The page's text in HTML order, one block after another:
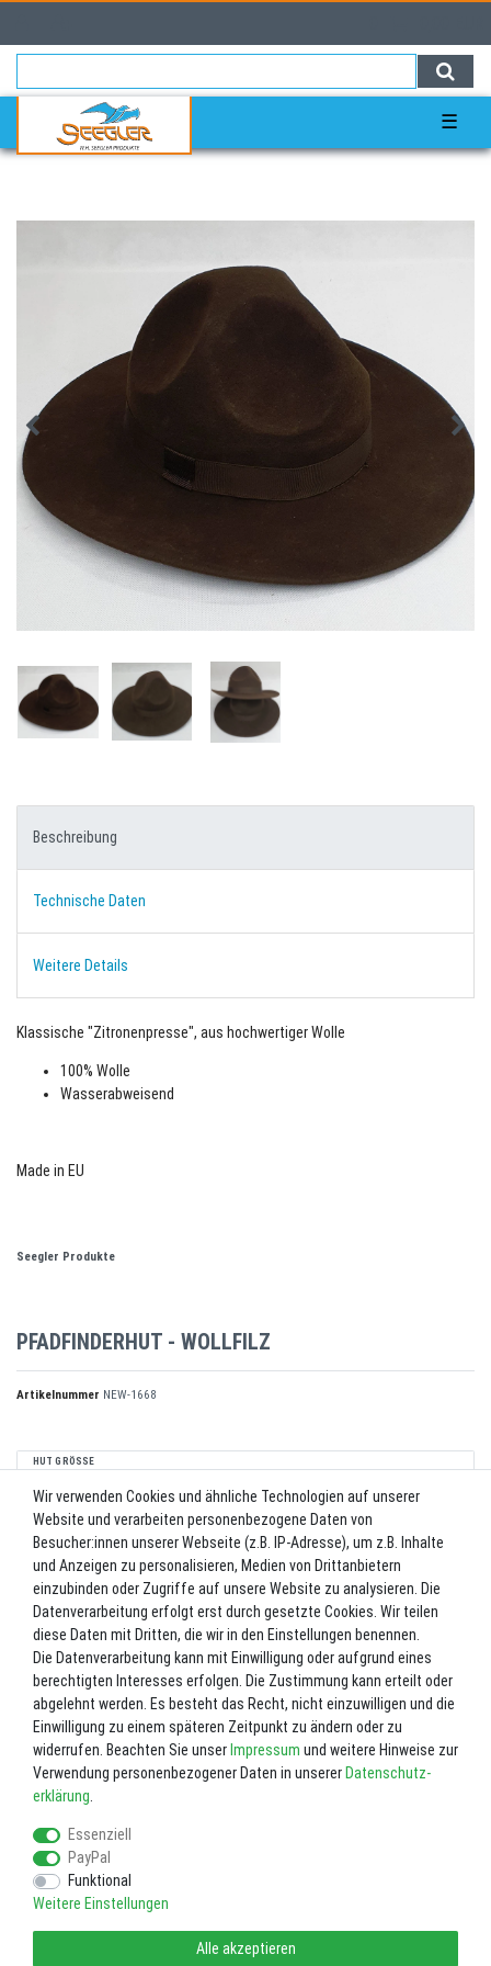
☰
Beschreibung
Technische Daten
Weitere Details
Klassische "Zitronenpresse", aus hochwertiger Wolle
100% Wolle
Wasserabweisend
Made in EU
Seegler Produkte
PFADFINDERHUT - WOLLFILZ
Artikelnummer NEW-1668
HUT GRÖSSE
49,50 EUR*
Nicht lagernd. Bitte fragen Sie uns vor einer Bestellung. 02602-8727
In den Warenkorb
Wunschliste
* inkl. ges. MwSt. zzgl. Versandkosten
Impressum
Wir verwenden Cookies und ähnliche Technologien auf unserer
Website und verarbeiten personenbezogene Daten von
Besucher:innen unserer Webseite (z.B. IP-Adresse), um z.B. Inhalte
und Anzeigen zu personalisieren, Medien von Drittanbietern
einzubinden oder Zugriffe auf unsere Website zu analysieren. Die
Datenverarbeitung erfolgt erst durch gesetzte Cookies. Wir teilen
diese Daten mit Dritten, die wir in den Einstellungen benennen.
Die Datenverarbeitung kann mit Einwilligung oder aufgrund eines
berechtigten Interesses erfolgen. Die Zustimmung kann erteilt oder
abgelehnt werden. Es besteht das Recht, nicht einzuwilligen und die
Einwilligung zu einem späteren Zeitpunkt zu ändern oder zu
widerrufen. Beachten Sie unser Impressum und weitere Hinweise zur
Verwendung personenbezogener Daten in unserer Daten­schutz­
erklärung
Essenziell
PayPal
Funktional
Weitere Einstellungen
Alle akzeptieren